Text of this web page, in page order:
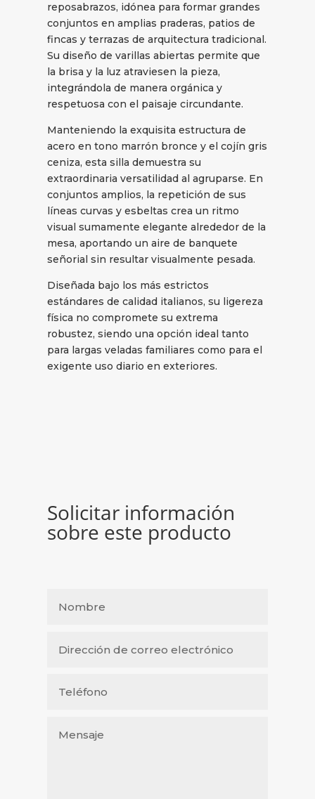
reposabrazos, idónea para formar grandes
conjuntos en amplias praderas, patios de
fincas y terrazas de arquitectura tradicional.
Su diseño de varillas abiertas permite que
la brisa y la luz atraviesen la pieza,
integrándola de manera orgánica y
respetuosa con el paisaje circundante.
Manteniendo la exquisita estructura de
acero en tono marrón bronce y el cojín gris
ceniza, esta silla demuestra su
extraordinaria versatilidad al agruparse. En
conjuntos amplios, la repetición de sus
líneas curvas y esbeltas crea un ritmo
visual sumamente elegante alrededor de la
mesa, aportando un aire de banquete
señorial sin resultar visualmente pesada.
Diseñada bajo los más estrictos
estándares de calidad italianos, su ligereza
física no compromete su extrema
robustez, siendo una opción ideal tanto
para largas veladas familiares como para el
exigente uso diario en exteriores.
Solicitar información
sobre este producto